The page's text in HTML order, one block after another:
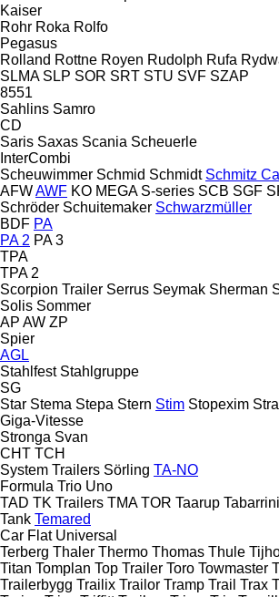
Kaiser
Rohr Roka Rolfo
Pegasus
Rolland Rottne Royen Rudolph Rufa
SLMA SLP SOR SRT STU SVF SZAP
8551
Sahlins Samro
CD
Saris Saxas Scania Scheuerle
InterCombi
Scheuwimmer Schmid Schmidt Schmitz
AFWAWF KO MEGA S-series SCB SGF
Schröder Schuitemaker Schwarzmüller
BDF PA
PA 2 PA 3
TPA
TPA 2
Scorpion Trailer Serrus Seymak Sherman
Solis Sommer
AP AW ZP
Spier
AGL
Stahlfest Stahlgruppe
SG
Star Stema Stepa Stern Stim Stopexim
Giga-Vitesse
Stronga Svan
CHT TCH
System Trailers Sörling TA-NO
Formula Trio Uno
TAD TK Trailers TMA TOR Taarup Tabarrini
Tank Temared
Car Flat Universal
Terberg Thaler Thermo Thomas Thule
Titan Tomplan Top Trailer Toro Towmaster
Trailerbygg Trailix Trailor Tramp Trail Trax